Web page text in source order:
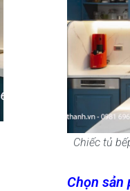
Chiếc tủ
Chọn sản